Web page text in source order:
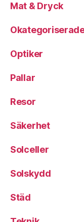
Mat & Dryck
Optiker
Pallar
Resor
Säkerhet
Solceller
Solskydd
Städ